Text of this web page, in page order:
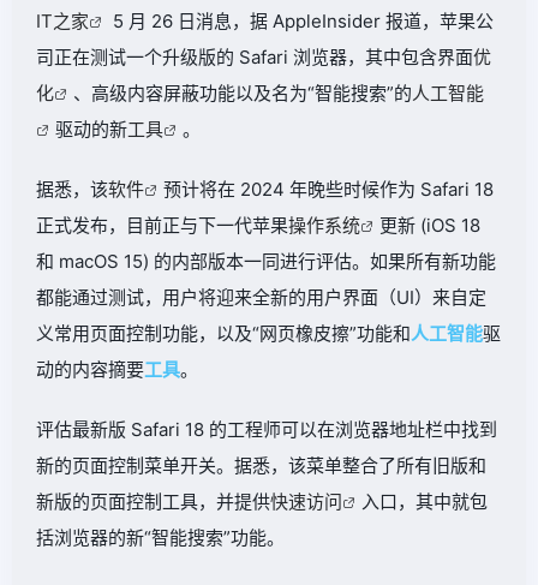
IT之家
5 月 26 日消息，据 AppleInsider 报道，苹果公
司正在测试一个升级版的 Safari 浏览器，其中包含界面优
化
、高级内容屏蔽功能以及名为“智能搜索”的人工智能
驱动的新工具 。
据悉，该软件
预计将在 2024 年晚些时候作为 Safari 18
正式发布，目前正与下一代苹果操作系统
更新 (iOS 18
和 macOS 15) 的内部版本一同进行评估。如果所有新功能
都能通过测试，用户将迎来全新的用户界面（UI）来自定
义常用页面控制功能，以及“网页橡皮擦”功能和人工智能驱
动的内容摘要工具。
评估最新版 Safari 18 的工程师可以在浏览器地址栏中找到
新的页面控制菜单开关。据悉，该菜单整合了所有旧版和
新版的页面控制工具，并提供快速访问
入口，其中就包
括浏览器的新“智能搜索”功能。